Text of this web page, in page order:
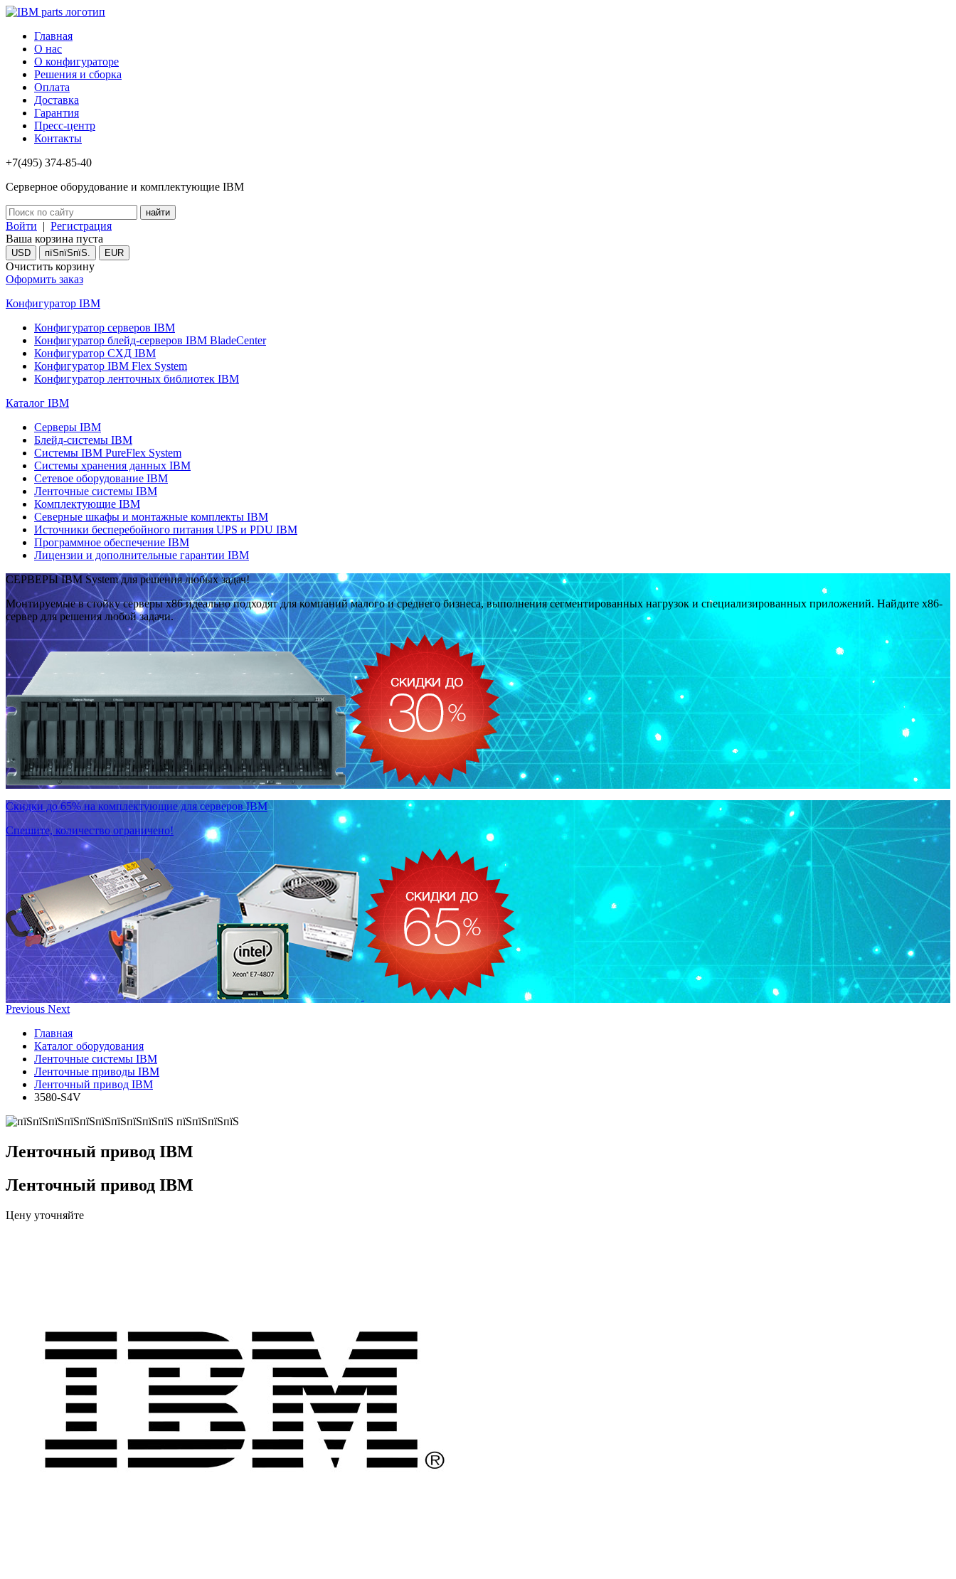
Главная
О нас
О конфигураторе
Решения и сборка
Оплата
Доставка
Гарантия
Пресс-центр
Контакты
+7(495) 374-85-40
Серверное оборудование и комплектующие IBM
Войти | Регистрация
Ваша корзина пуста
USD пїЅпїЅпїЅ. EUR
Очистить корзину
Оформить заказ
Конфигуратор IBM
Конфигуратор серверов IBM
Конфигуратор блейд-серверов IBM BladeCenter
Конфигуратор СХД IBM
Конфигуратор IBM Flex System
Конфигуратор ленточных библиотек IBM
Каталог IBM
Серверы IBM
Блейд-системы IBM
Системы IBM PureFlex System
Системы хранения данных IBM
Сетевое оборудование IBM
Ленточные системы IBM
Комплектующие IBM
Северные шкафы и монтажные комплекты IBM
Источники бесперебойного питания UPS и PDU IBM
Программное обеспечение IBM
Лицензии и дополнительные гарантии IBM
СЕРВЕРЫ IBM System для решения любых задач!
Монтируемые в стойку серверы x86 идеально подходят для компаний малого и среднего бизнеса, выполнения сегментированных нагрузок и специализированных приложений. Найдите x86-
сервер для решения любой задачи.
Скидки до 65% на комплектующие для серверов IBM
Спешите, количество ограничено!
Previous Next
Главная
Каталог оборудования
Ленточные системы IBM
Ленточные приводы IBM
Ленточный привод IBM
3580-S4V
Ленточный привод IBM
Ленточный привод IBM
Цену уточняйте